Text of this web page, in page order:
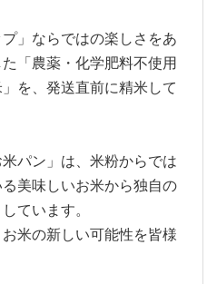
」ならではの楽しさをあ
「農薬・化学肥料不使用
を、発送直前に精米して
パン」は、米粉からでは
美味しいお米から独自の
ています。
米の新しい可能性を皆様